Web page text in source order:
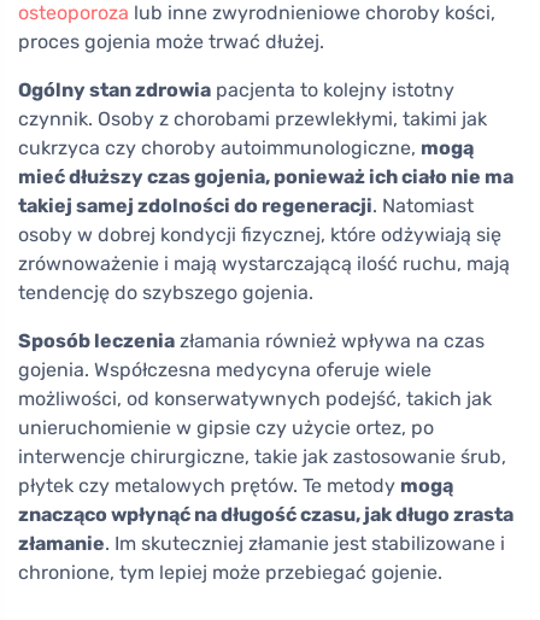
osteoporoza lub inne zwyrodnieniowe choroby kości,
proces gojenia może trwać dłużej.
Ogólny stan zdrowia pacjenta to kolejny istotny
czynnik. Osoby z chorobami przewlekłymi, takimi jak
cukrzyca czy choroby autoimmunologiczne, mogą
mieć dłuższy czas gojenia, ponieważ ich ciało nie ma
takiej samej zdolności do regeneracji. Natomiast
osoby w dobrej kondycji fizycznej, które odżywiają się
zrównoważenie i mają wystarczającą ilość ruchu, mają
tendencję do szybszego gojenia.
Sposób leczenia złamania również wpływa na czas
gojenia. Współczesna medycyna oferuje wiele
możliwości, od konserwatywnych podejść, takich jak
unieruchomienie w gipsie czy użycie ortez, po
interwencje chirurgiczne, takie jak zastosowanie śrub,
płytek czy metalowych prętów. Te metody mogą
znacząco wpłynąć na długość czasu, jak długo zrasta
złamanie. Im skuteczniej złamanie jest stabilizowane i
chronione, tym lepiej może przebiegać gojenie.